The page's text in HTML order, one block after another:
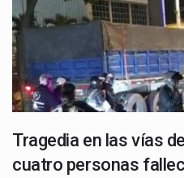
Tragedia en las vías
cuatro personas